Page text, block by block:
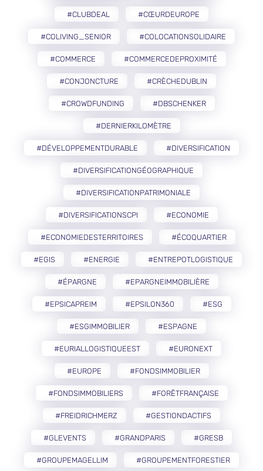
#CLUBDEAL #CŒURDEUROPE
#COLIVING_SENIOR #COLOCATIONSOLIDAIRE
#COMMERCE #COMMERCEDEPROXIMITÉ
#CONJONCTURE #CRÈCHEDUBLIN
#CROWDFUNDING #DBSCHENKER
#DERNIERKILOMÈTRE
#DÉVELOPPEMENTDURABLE #DIVERSIFICATION
#DIVERSIFICATIONGÉOGRAPHIQUE
#DIVERSIFICATIONPATRIMONIALE
#DIVERSIFICATIONSCPI #ECONOMIE
#ECONOMIEDESTERRITOIRES #ÉCOQUARTIER
#EGIS #ENERGIE #ENTREPOTLOGISTIQUE
#ÉPARGNE #EPARGNEIMMOBILIÈRE
#EPSICAPREIM #EPSILON360 #ESG
#ESGIMMOBILIER #ESPAGNE
#EURIALLOGISTIQUEEST #EURONEXT
#EUROPE #FONDSIMMOBILIER
#FONDSIMMOBILIERS #FORÊTFRANÇAISE
#FREIDRICHMERZ #GESTIONDACTIFS
#GLEVENTS #GRANDPARIS #GRESB
#GROUPEMAGELLIM #GROUPEMENTFORESTIER